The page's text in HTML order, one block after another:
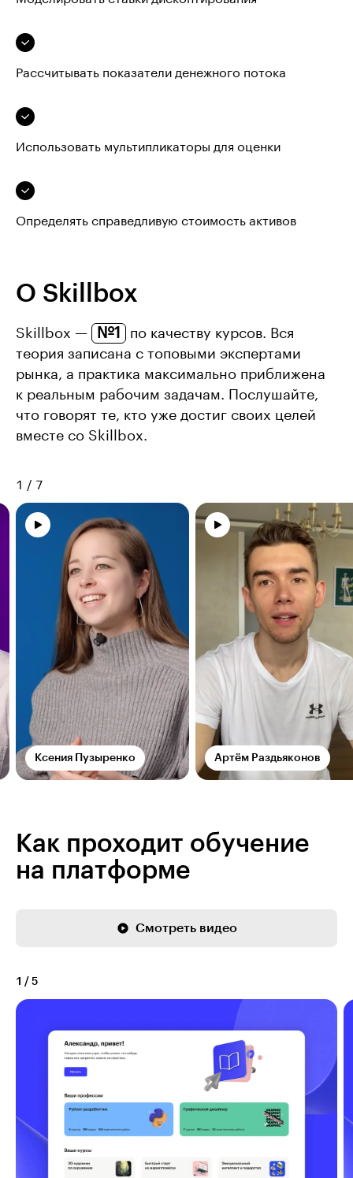
Рассчитывать показатели денежного потока
Использовать мультипликаторы для оценки
Определять справедливую стоимость активов
О Skillbox
Skillbox — №1
по качеству курсов. Вся
теория записана с топовыми экспертами
рынка, а практика максимально приближена
к реальным рабочим задачам. Послушайте,
что говорят те, кто уже достиг своих целей
вместе со Skillbox.
1 / 7
Ксения Пузыренко Артём Раздьяконов
Как проходит обучение
на платформе
Смотреть видео
1 / 5